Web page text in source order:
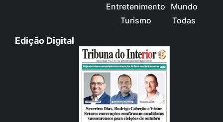
Entretenimento
Turismo
Mundo
Todas
Edição Digital